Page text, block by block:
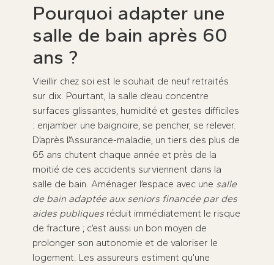
Pourquoi adapter une
salle de bain après 60
ans ?
Vieillir chez soi est le souhait de neuf retraités
sur dix. Pourtant, la salle d’eau concentre
surfaces glissantes, humidité et gestes difficiles
: enjamber une baignoire, se pencher, se relever.
D’après l’Assurance-maladie, un tiers des plus de
65 ans chutent chaque année et près de la
moitié de ces accidents surviennent dans la
salle de bain. Aménager l’espace avec une salle
de bain adaptée aux seniors financée par des
aides publiquesréduit immédiatement le risque
de fracture ; c’est aussi un bon moyen de
prolonger son autonomie et de valoriser le
logement. Les assureurs estiment qu’une